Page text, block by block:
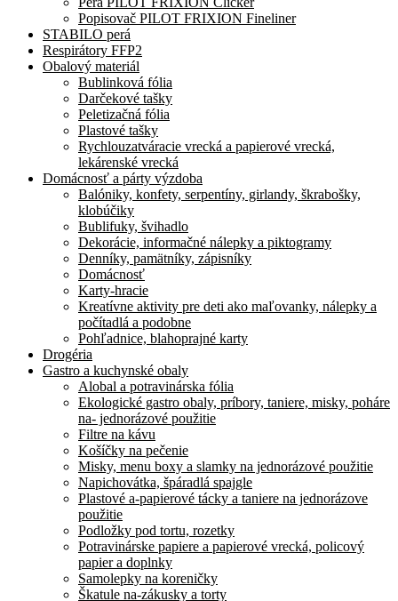
Popisovač PILOT FRIXION Fineliner
STABILO perá
Respirátory FFP2
Obalový materiál
Bublinková fólia
Darčekové tašky
Peletizačná fólia
Plastové tašky
Rychlouzatváracie vrecká a papierové vrecká,
lekárenské vrecká
Domácnosť a párty výzdoba
Balóniky, konfety, serpentíny, girlandy, škrabošky,
klobúčiky
Bublifuky, švihadlo
Dekorácie, informačné nálepky a piktogramy
Denníky, pamätníky, zápisníky
Domácnosť
Karty-hracie
Kreatívne aktivity pre deti ako maľovanky, nálepky a
počítadlá a podobne
Pohľadnice, blahoprajné karty
Drogéria
Gastro a kuchynské obaly
Alobal a potravinárska fólia
Ekologické gastro obaly, príbory, taniere, misky, poháre
na- jednorázové použitie
Filtre na kávu
Košíčky na pečenie
Misky, menu boxy a slamky na jednorázové použitie
Napichovátka, špáradlá spajgle
Plastové a-papierové tácky a taniere na jednorázove
použitie
Podložky pod tortu, rozetky
Potravinárske papiere a papierové vrecká, policový
papier a doplnky
Samolepky na koreničky
Škatule na-zákusky a torty